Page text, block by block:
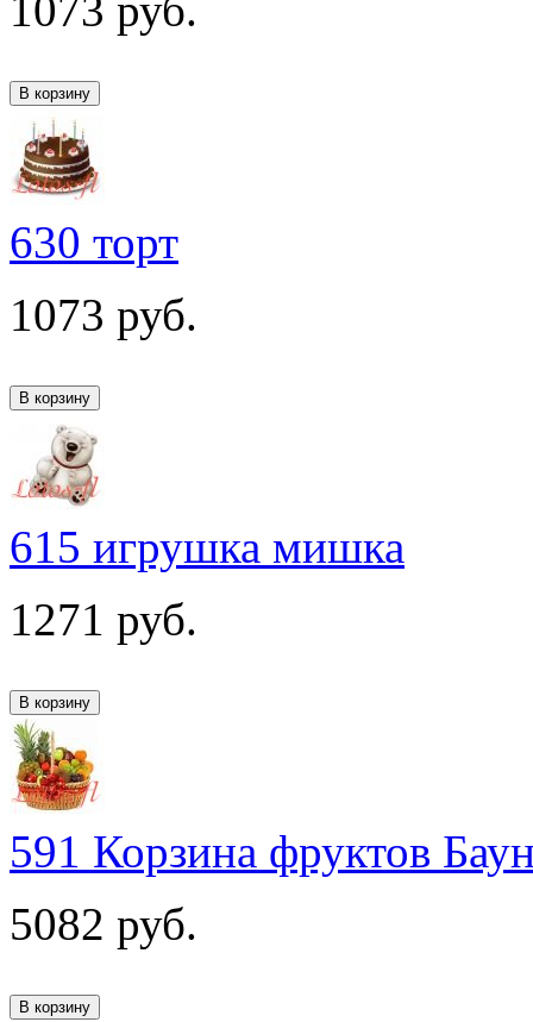
1073 руб.
630 торт
1073 руб.
615 игрушка мишка
1271 руб.
591 Корзина фруктов
5082 руб.